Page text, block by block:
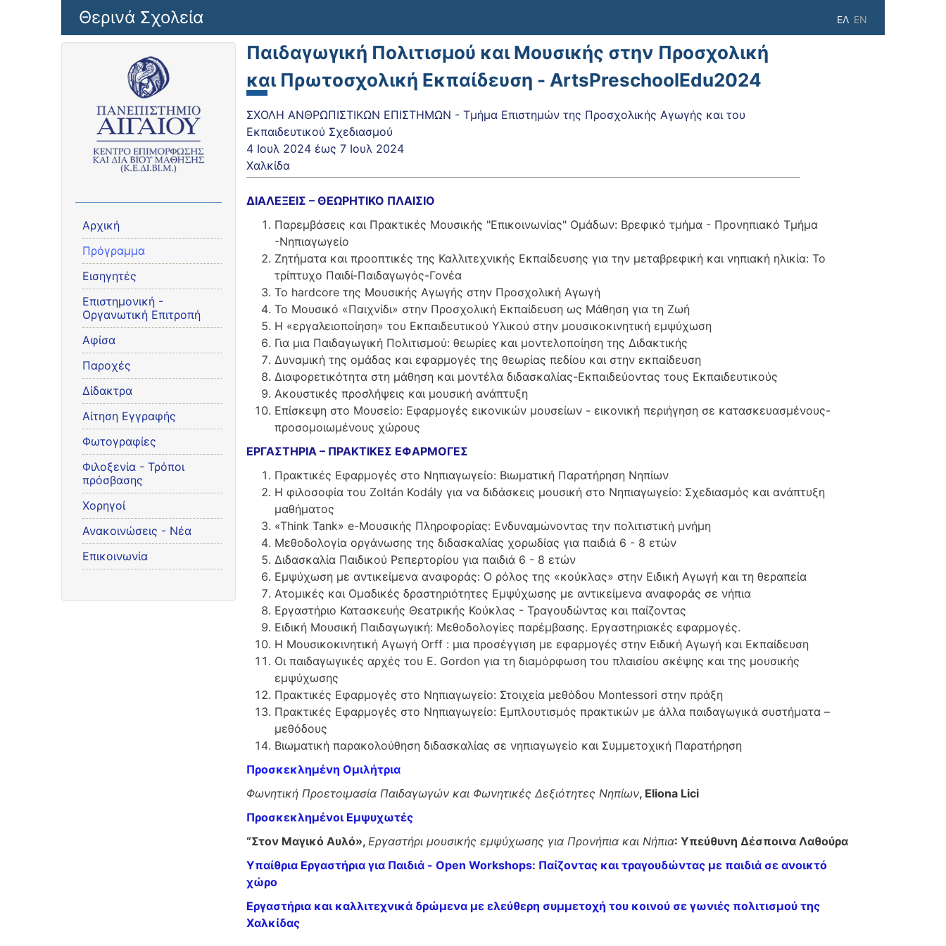
Παράκαμψη προς το κυρίως περιεχόμενο
Θερινά Σχολεία EN
ΕΛ
Αρχική
Πρόγραμμα
Εισηγητές
Eπιστημονική -
Οργανωτική Επιτροπή
Αφίσα
Παροχές
Δίδακτρα
Αίτηση Εγγραφής
Φωτογραφίες
Φιλοξενία - Τρόποι
πρόσβασης
Χορηγοί
Ανακοινώσεις - Νέα
Επικοινωνία
Παιδαγωγική Πολιτισμού και Μουσικής στην Προσχολική
και Πρωτοσχολική Εκπαίδευση - ArtsPreschoolEdu2024
ΣΧΟΛΗ ΑΝΘΡΩΠΙΣΤΙΚΩΝ ΕΠΙΣΤΗΜΩΝ - Τμήμα Επιστημών της Προσχολικής Αγωγής και του
Εκπαιδευτικού Σχεδιασμού
4 Ιουλ 2024έως 7 Ιουλ 2024
Χαλκίδα
ΔΙΑΛΕΞΕΙΣ – ΘΕΩΡΗΤΙΚΟ ΠΛΑΙΣΙΟ
Παρεμβάσεις και Πρακτικές Μουσικής "Επικοινωνίας" Ομάδων: Βρεφικό τμήμα - Προνηπιακό Τμήμα
-Νηπιαγωγείο
Ζητήματα και προοπτικές της Καλλιτεχνικής Εκπαίδευσης για την μεταβρεφική και νηπιακή ηλικία: Το
τρίπτυχο Παιδί-Παιδαγωγός-Γονέα
Το hardcore της Μουσικής Αγωγής στην Προσχολική Αγωγή
Το Μουσικό «Παιχνίδι» στην Προσχολική Εκπαίδευση ως Μάθηση για τη Ζωή
Η «εργαλειοποίηση» του Εκπαιδευτικού Υλικού στην μουσικοκινητική εμψύχωση
Για μια Παιδαγωγική Πολιτισμού: θεωρίες και μοντελοποίηση της Διδακτικής
Δυναμική της ομάδας και εφαρμογές της θεωρίας πεδίου και στην εκπαίδευση
Διαφορετικότητα στη μάθηση και μοντέλα διδασκαλίας-Εκπαιδεύοντας τους Εκπαιδευτικούς
Ακουστικές προσλήψεις και μουσική ανάπτυξη
Επίσκεψη στο Μουσείο: Εφαρμογές εικονικών μουσείων - εικονική περιήγηση σε κατασκευασμένους-
προσομοιωμένους χώρους
ΕΡΓΑΣΤΗΡΙΑ – ΠΡΑΚΤIΚΕΣ ΕΦΑΡΜΟΓΕΣ
Πρακτικές Εφαρμογές στο Νηπιαγωγείο: Βιωματική Παρατήρηση Νηπίων
H φιλοσοφία του Zoltán Kodály για να διδάσκεις μουσική στο Νηπιαγωγείο: Σχεδιασμός και ανάπτυξη
μαθήματος
«Think Tank» e-Μουσικής Πληροφορίας: Ενδυναμώνοντας την πολιτιστική μνήμη
Μεθοδολογία οργάνωσης της διδασκαλίας χορωδίας για παιδιά 6 - 8 ετών
Διδασκαλία Παιδικού Ρεπερτορίου για παιδιά 6 - 8 ετών
Εμψύχωση με αντικείμενα αναφοράς: Ο ρόλος της «κούκλας» στην Ειδική Αγωγή και τη θεραπεία
Ατομικές και Ομαδικές δραστηριότητες Εμψύχωσης με αντικείμενα αναφοράς σε νήπια
Εργαστήριο Κατασκευής Θεατρικής Κούκλας - Τραγουδώντας και παίζοντας
Ειδική Μουσική Παιδαγωγική: Μεθοδολογίες παρέμβασης. Εργαστηριακές εφαρμογές.
Η Μουσικοκινητική Αγωγή Orff : μια προσέγγιση με εφαρμογές στην Ειδική Αγωγή και Εκπαίδευση
Οι παιδαγωγικές αρχές του E. Gordon για τη διαμόρφωση του πλαισίου σκέψης και της μουσικής
εμψύχωσης
Πρακτικές Εφαρμογές στο Νηπιαγωγείο: Στοιχεία μεθόδου Montessori στην πράξη
Πρακτικές Εφαρμογές στο Νηπιαγωγείο: Εμπλουτισμός πρακτικών με άλλα παιδαγωγικά συστήματα –
μεθόδους
Βιωματική παρακολούθηση διδασκαλίας σε νηπιαγωγείο και Συμμετοχική Παρατήρηση
Προσκεκλημένη Ομιλήτρια
Φωνητική Προετοιμασία Παιδαγωγών και Φωνητικές Δεξιότητες Νηπίων, Eliona Lici
Προσκεκλημένοι Εμψυχωτές
“Στον Μαγικό Αυλό», Εργαστήρι μουσικής εμψύχωσης για Προνήπια και Νήπια: Υπεύθυνη Δέσποινα Λαθούρα
Υπαίθρια Εργαστήρια για Παιδιά - Open Workshops: Παίζοντας και τραγουδώντας με παιδιά σε ανοικτό
χώρο
Εργαστήρια και καλλιτεχνικά δρώμενα με ελεύθερη συμμετοχή του κοινού σε γωνιές πολιτισμού της
Χαλκίδας